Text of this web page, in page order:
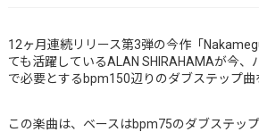
12ヶ⽉連続リリース第3弾の今作「
ても活躍しているALAN SHIRAHAMAが今、
で必要とするbpm150辺りのダブステップ曲
この楽曲は、ベースはbpm75のダブステッ